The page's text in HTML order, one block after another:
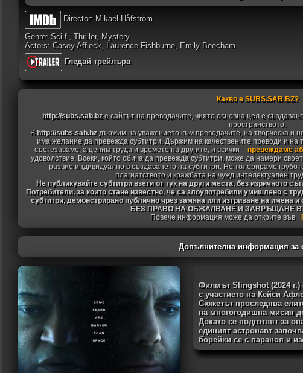
Director: Mikael Håfström
Genre: Sci-fi, Thriller, Mystery
Actors: Casey Affleck, Laurence Fishburne, Emily Beecham
Гледай трейлъра
Какво е SUBS.SAB.BZ?
http://subs.sab.bzе сайтът на преводачите, чиято основна цел е
пространството.
В http://subs.sab.bzдържим на уважението към преводачите, на творческа и
има желание да превежда субтитри. Държим на качествените преводи и на
състезаваме, а ценим труда и времето на другите, и всички
превеждаме
удоволствие. Всеки, който обича да превежда субтитри, може да намери
развие индивидуално в създаването на субтитри. Не толерираме
плагиатството и кражбата на чужд интелектуален
Не публикувайте субтитри взети от тук на други места, без изричното
Потребители, за които стане известно, че са злоупотребили умишлено с
субтитри, демонстрирано публично чрез замяна или изтриване на
БЕЗ ПРАВО НА ОБЖАЛВАНЕ И ЗАВРЪЩАНЕ
Повече информация може да открите във
Допълнителна информация за
Филмът Slingshot (2024 г.)
с участието на Кейси
Сюжетът проследява
на многогодишна мисия
Докато се подготвят за
единият астронавт
борейки се с параноя и